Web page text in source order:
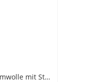
Poloshirt Piquê aus Baumwolle mit Stretch